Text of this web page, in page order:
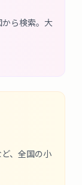
ら検索。大
、全国の小